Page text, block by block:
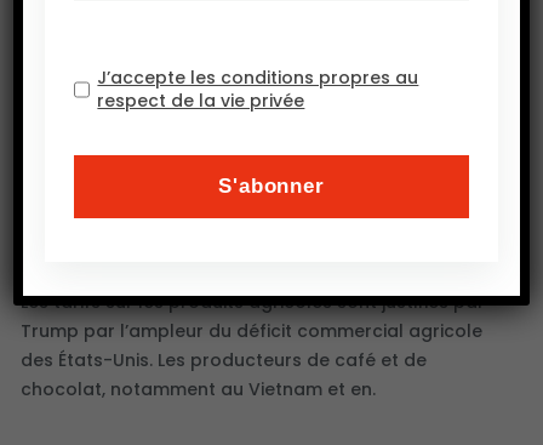
La guerre tarifaire menace de fracturer
le commerce alimentaire mondial,
Les tarifs sur les produits agricoles sont justifiés par
Trump par l’ampleur du déficit commercial agricole
des États-Unis. Les producteurs de café et de
chocolat, notamment au Vietnam et en.
J’accepte les conditions propres au
respect de la vie privée